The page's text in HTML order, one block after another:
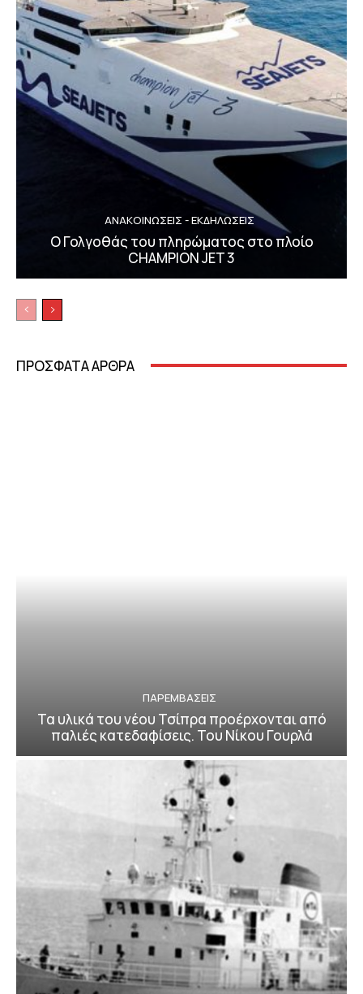
ΑΝΑΚΟΙΝΩΣΕΙΣ - ΕΚΔΗΛΩΣΕΙΣ
Ο Γολγοθάς του πληρώματος στο πλοίο
CHAMPION JET 3
ΠΡΟΣΦΑΤΑ ΑΡΘΡΑ
ΠΑΡΕΜΒΑΣΕΙΣ
Τα υλικά του νέου Τσίπρα προέρχονται από
παλιές κατεδαφίσεις. Του Νίκου Γουρλά